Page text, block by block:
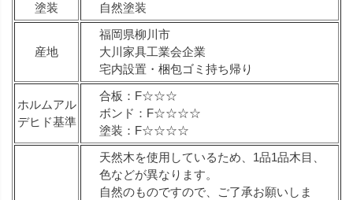
塗装
自然塗装
産地
福岡県柳川市
大川家具工業会企業
宅内設置・梱包ゴミ持ち帰り
ホルムアル
デヒド基準
合板：F☆☆☆
ボンド：F☆☆☆☆
塗装：F☆☆☆☆
天然木を使用しているため、1品1品木目、
色などが異なります。
自然のものですので、ご了承お願いしま